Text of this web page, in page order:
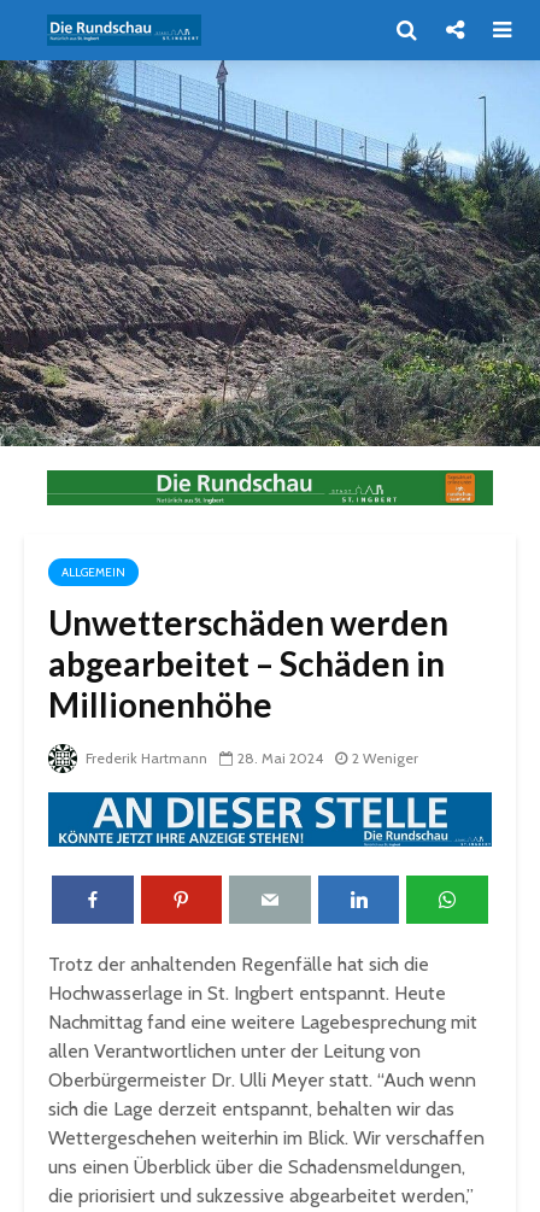
ALLGEMEIN
Unwetterschäden werden
abgearbeitet – Schäden in
Millionenhöhe
Frederik Hartmann 28. Mai 2024 2 Weniger
Trotz der anhaltenden Regenfälle hat sich die
Hochwasserlage in St. Ingbert entspannt. Heute
Nachmittag fand eine weitere Lagebesprechung mit
allen Verantwortlichen unter der Leitung von
Oberbürgermeister Dr. Ulli Meyer statt. “Auch wenn
sich die Lage derzeit entspannt, behalten wir das
Wettergeschehen weiterhin im Blick. Wir verschaffen
uns einen Überblick über die Schadensmeldungen,
die priorisiert und sukzessive abgearbeitet werden,”